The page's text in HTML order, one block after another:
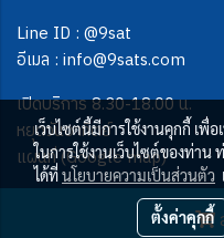
Line ID : @9sat
อีเมล : info@9sats.com
เปิดบริการ 8.30-18.00 น.
หยุดวันอาทิตย์
แผนที่ (Google map)
ผู้เข้าชม
เว็บไซต์นี้มีการใช้งานคุกกี้ เ
ในการใช้งานเว็บไซต์ของท่าน
ได้ที่นโยบายความเป็นส่วนตัว
ตั้งค่าคุกกี้